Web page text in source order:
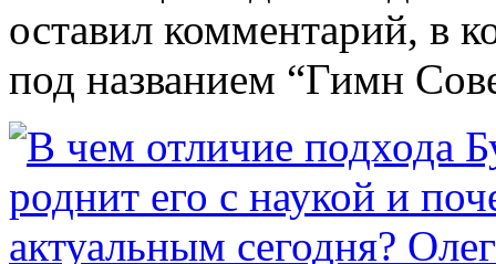
оставил комментарий, в
под названием “Гимн